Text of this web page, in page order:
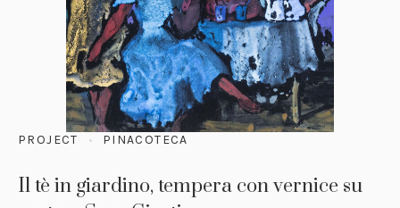
PROJECT PINACOTECA
Il tè in giardino, tempera con vernice su